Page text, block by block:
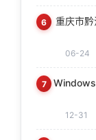
6
重庆市
06-24
7
Windows
12-31